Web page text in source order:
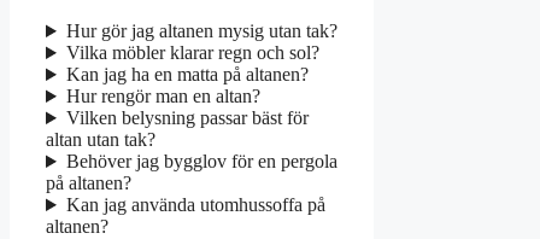
Hur gör jag altanen mysig utan tak?
Vilka möbler klarar regn och sol?
Kan jag ha en matta på altanen?
Hur rengör man en altan?
Vilken belysning passar bäst för
altan utan tak?
Behöver jag bygglov för en pergola
på altanen?
Kan jag använda utomhussoffa på
altanen?